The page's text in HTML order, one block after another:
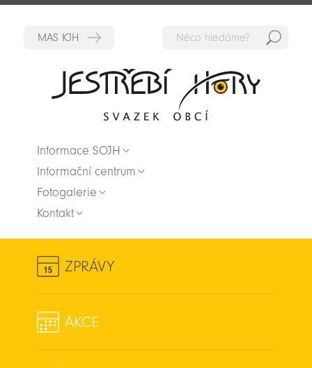
Informace SOJH
Informační centrum
Fotogalerie
Kontakt
ZPRÁVY
AKCE